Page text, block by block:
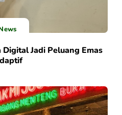
Digital Jadi Peluang Emas